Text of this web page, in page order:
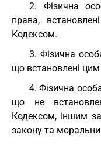
2. Фізична
права, встановлені
Кодексом.
3. Фізична
що встановлені
4. Фізична
що не
Кодексом, іншим
закону та